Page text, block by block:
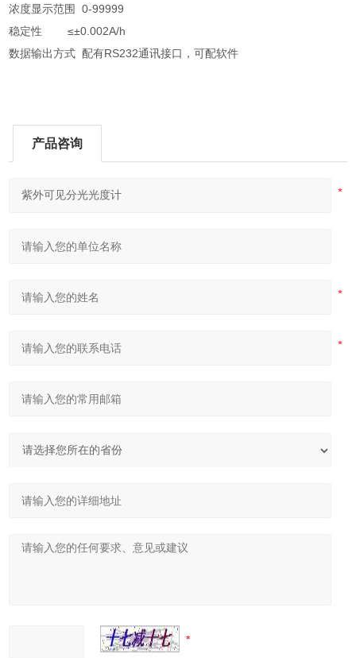
浓度显示范围 0-99999
稳定性 ≤±0.002A/h
数据输出方式 配有RS232通讯接口，可配软件
产品咨询